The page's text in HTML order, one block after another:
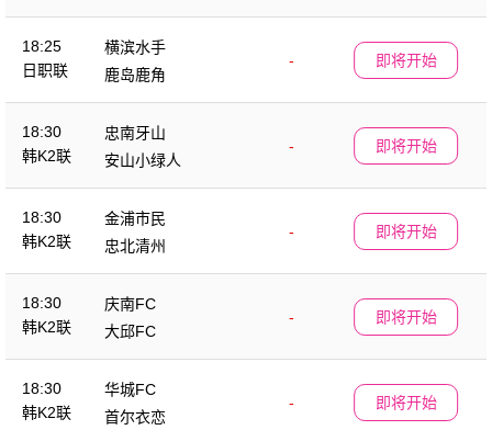
18:25
日职联
横滨水手
-
鹿岛鹿角
即将开始
18:30
韩K2联
忠南牙山
-
安山小绿人
即将开始
18:30
韩K2联
金浦市民
-
忠北清州
即将开始
18:30
韩K2联
庆南FC
-
大邱FC
即将开始
18:30
韩K2联
华城FC
-
首尔衣恋
即将开始